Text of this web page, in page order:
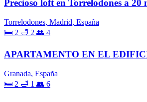
Precioso loft en Torrelodones a
Torrelodones, Madrid, España
🛏 2 🛁 2 👥 4
APARTAMENTO EN EL
Granada, España
🛏 2 🛁 1 👥 6